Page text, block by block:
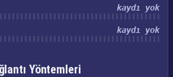
kaydı yok
kaydı yok
Yöntemleri